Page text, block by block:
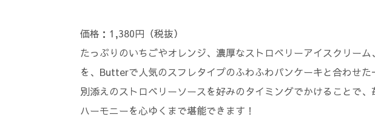
価格：1,380円（税抜）
たっぷりのいちごやオレンジ、濃厚なストロベリーアイスクリー
を、Butterで人気のスフレタイプのふわふわパンケーキと合わせた
別添えのストロベリーソースを好みのタイミングでかけることで
ハーモニーを心ゆくまで堪能できます！